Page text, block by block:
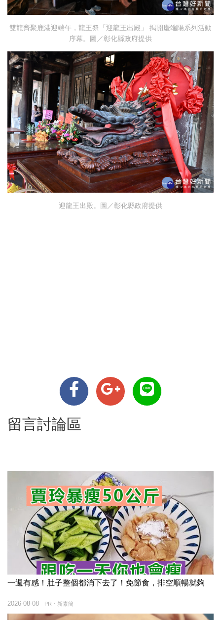
雙龍齊聚鹿港迎端午，龍王祭「迎龍王出殿」 揭開慶端陽系列活動
序幕。圖／彰化縣政府提供
迎龍王出殿。圖／彰化縣政府提供
留言討論區
一週有感！肚子整個都消下去了！免節食，排空順暢就夠
PR・新素簡
2026-08-08